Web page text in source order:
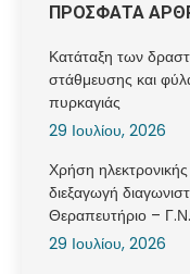
ΠΡΟΣΦΑΤΑ
Κατάταξη των
στάθμευσης και
πυρκαγιάς
29 Ιουλίου, 2026
Χρήση
διεξαγωγή
Θεραπευτήριο –
29 Ιουλίου, 2026